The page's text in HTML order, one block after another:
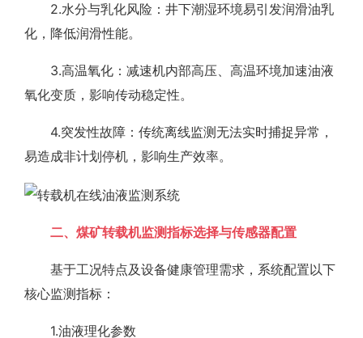
2.水分与乳化风险：井下潮湿环境易引发润滑油乳
化，降低润滑性能。
3.高温氧化：减速机内部高压、高温环境加速油液
氧化变质，影响传动稳定性。
4.突发性故障：传统离线监测无法实时捕捉异常，
易造成非计划停机，影响生产效率。
二、煤矿转载机监测指标选择与传感器配置
基于工况特点及设备健康管理需求，系统配置以下
核心监测指标：
1.油液理化参数